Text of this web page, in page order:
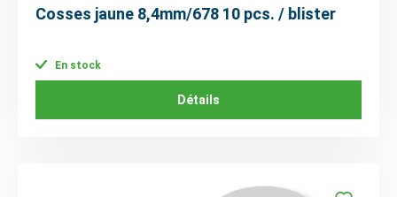
Cosses jaune 8,4mm/678 10 pcs. / blister
En stock
Détails